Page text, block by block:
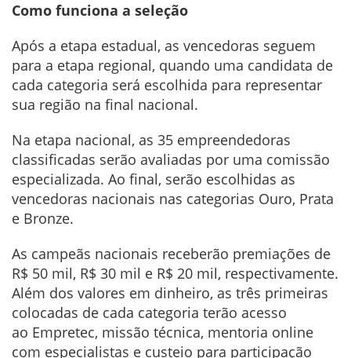
Como funciona a seleção
Após a etapa estadual, as vencedoras seguem
para a etapa regional, quando uma candidata de
cada categoria será escolhida para representar
sua região na final nacional.
Na etapa nacional, as 35 empreendedoras
classificadas serão avaliadas por uma comissão
especializada. Ao final, serão escolhidas as
vencedoras nacionais nas categorias Ouro, Prata
e Bronze.
As campeãs nacionais receberão premiações de
R$ 50 mil, R$ 30 mil e R$ 20 mil, respectivamente.
Além dos valores em dinheiro, as três primeiras
colocadas de cada categoria terão acesso
ao Empretec, missão técnica, mentoria online
com especialistas e custeio para participação